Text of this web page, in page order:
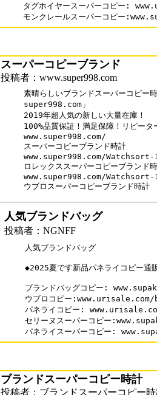
タグホイヤースーパーコピー:
モンクレールスーパーコピー
スーパーコピーブランド
投稿者：www.super998.com
素晴らしいブランドスーパーコピー
super998.com」
2019年超人気の新しい大量在庫！
100%品質保証！満足保障！リピー
www.super998.com/
スーパーコピーブランド時計
www.super998.com/
ロレックススーパーコピーブランド
www.super998.com/
ウブロスーパーコピーブランド時計
人気ブランドバッグ
投稿者：NGNFF
人気ブランドバッグ
◆2025夏です新品パネライコピー通
ブランドバッグコピー:
ウブロコピー
パネライコピー:
セリーヌスーパーコピー
パネライスーパーコピー:
ブランドスーパーコピー時計
投稿者：ブランドスーパーコピー